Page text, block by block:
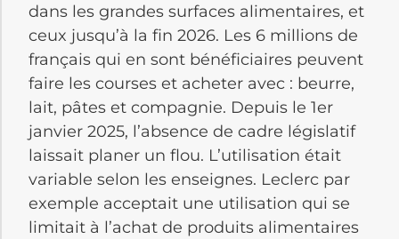
dans les grandes surfaces alimentaires, et
ceux jusqu’à la fin 2026. Les 6 millions de
français qui en sont bénéficiaires peuvent
faire les courses et acheter avec : beurre,
lait, pâtes et compagnie. Depuis le 1er
janvier 2025, l’absence de cadre législatif
laissait planer un flou. L’utilisation était
variable selon les enseignes. Leclerc par
exemple acceptait une utilisation qui se
limitait à l’achat de produits alimentaires